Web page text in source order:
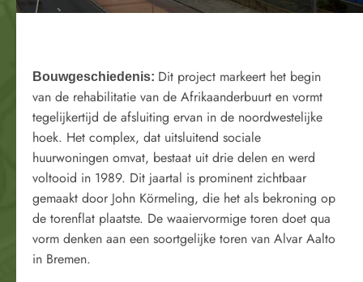
Bouwgeschiedenis: Dit project markeert het begin
van de rehabilitatie van de Afrikaanderbuurt en vormt
tegelijkertijd de afsluiting ervan in de noordwestelijke
hoek. Het complex, dat uitsluitend sociale
huurwoningen omvat, bestaat uit drie delen en werd
voltooid in 1989. Dit jaartal is prominent zichtbaar
gemaakt door John Körmeling, die het als bekroning op
de torenflat plaatste. De waaiervormige toren doet qua
vorm denken aan een soortgelijke toren van Alvar Aalto
in Bremen.